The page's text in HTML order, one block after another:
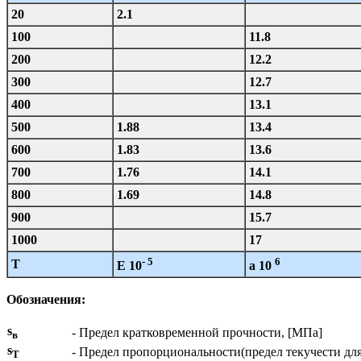
20
2.1
100
11.8
200
12.2
300
12.7
400
13.1
500
1.88
13.4
600
1.83
13.6
700
1.76
14.1
800
1.69
14.8
900
15.7
1000
17
T
E 10- 5 a 10 6
Обозначения:
sв
- Предел кратковременной прочности, [МПа]
sT - Предел пропорциональности(предел текучести